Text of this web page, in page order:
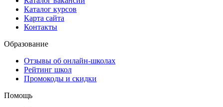
Каталог курсов
Карта сайта
Контакты
Образование
Отзывы об онлайн-школах
Рейтинг школ
Промокоды и скидки
Помощь